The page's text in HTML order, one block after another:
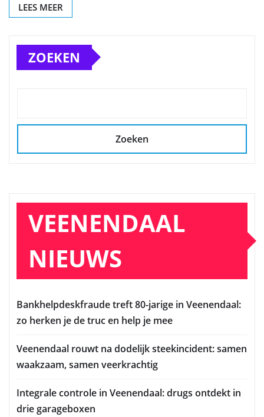
LEES MEER
ZOEKEN
Zoeken
VEENENDAAL
NIEUWS
Bankhelpdeskfraude treft 80-jarige in Veenendaal:
zo herken je de truc en help je mee
Veenendaal rouwt na dodelijk steekincident: samen
waakzaam, samen veerkrachtig
Integrale controle in Veenendaal: drugs ontdekt in
drie garageboxen